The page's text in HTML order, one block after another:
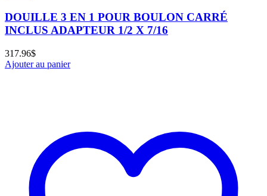
DOUILLE 3 EN 1 POUR BOULON CARRÉ
INCLUS ADAPTEUR 1/2 X 7/16
317.96$
Ajouter au panier